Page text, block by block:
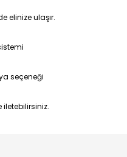
elinize ulaşır.
seçeneği
iletebilirsiniz.